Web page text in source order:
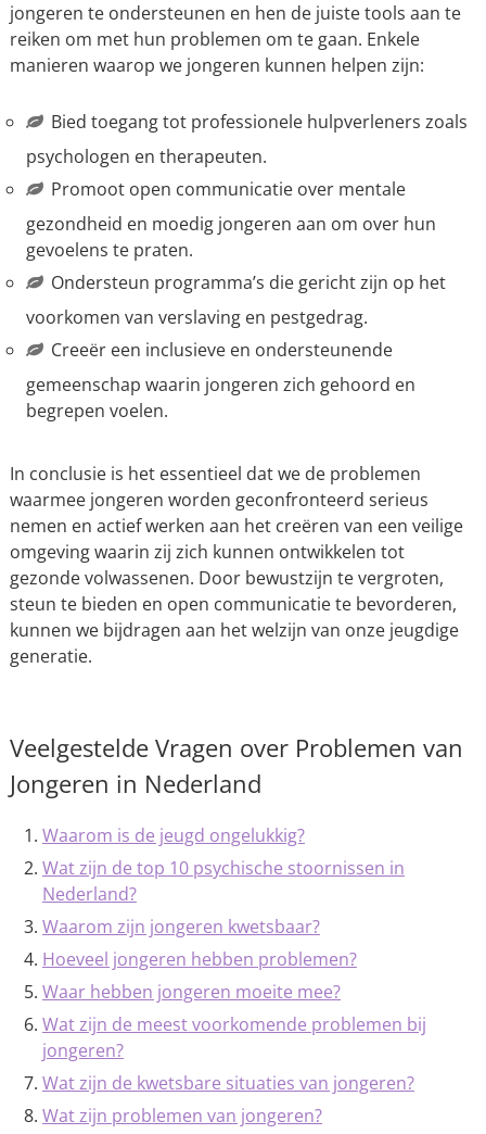
jongeren te ondersteunen en hen de juiste tools aan te
reiken om met hun problemen om te gaan. Enkele
manieren waarop we jongeren kunnen helpen zijn:
Bied toegang tot professionele hulpverleners zoals
psychologen en therapeuten.
Promoot open communicatie over mentale
gezondheid en moedig jongeren aan om over hun
gevoelens te praten.
Ondersteun programma’s die gericht zijn op het
voorkomen van verslaving en pestgedrag.
Creeër een inclusieve en ondersteunende
gemeenschap waarin jongeren zich gehoord en
begrepen voelen.
In conclusie is het essentieel dat we de problemen
waarmee jongeren worden geconfronteerd serieus
nemen en actief werken aan het creëren van een veilige
omgeving waarin zij zich kunnen ontwikkelen tot
gezonde volwassenen. Door bewustzijn te vergroten,
steun te bieden en open communicatie te bevorderen,
kunnen we bijdragen aan het welzijn van onze jeugdige
generatie.
Veelgestelde Vragen over Problemen van
Jongeren in Nederland
Waarom is de jeugd ongelukkig?
Wat zijn de top 10 psychische stoornissen in
Nederland?
Waarom zijn jongeren kwetsbaar?
Hoeveel jongeren hebben problemen?
Waar hebben jongeren moeite mee?
Wat zijn de meest voorkomende problemen bij
jongeren?
Wat zijn de kwetsbare situaties van jongeren?
Wat zijn problemen van jongeren?